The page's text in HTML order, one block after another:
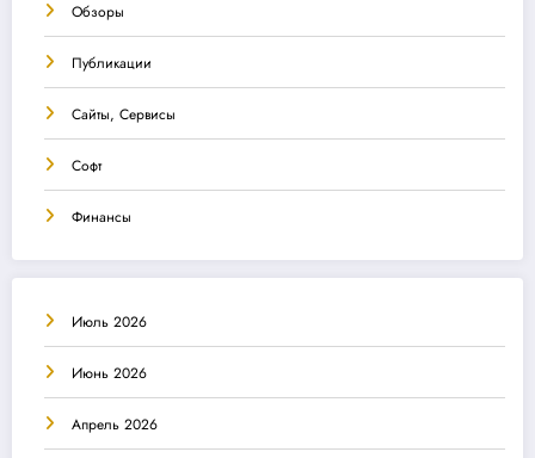
Обзоры
Публикации
Сайты, Сервисы
Софт
Финансы
Июль 2026
Июнь 2026
Апрель 2026